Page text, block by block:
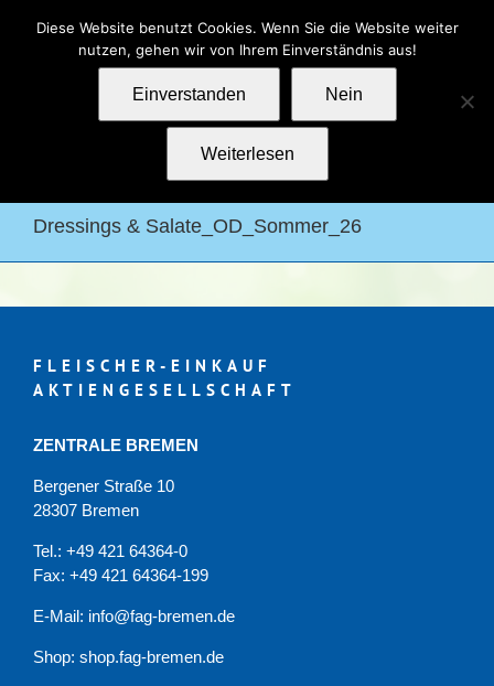
Kontakt Impressum Datenschutz
Dressings & Salate_OD_Sommer_26
FLEISCHER-EINKAUF
AKTIENGESELLSCHAFT
ZENTRALE BREMEN
Bergener Straße 10
28307 Bremen
Tel.: +49 421 64364-0
Fax: +49 421 64364-199
E-Mail: info@fag-bremen.de
Shop: shop.fag-bremen.de
Diese Website benutzt Cookies. Wenn Sie die Website weiter
nutzen, gehen wir von Ihrem Einverständnis aus!
Einverstanden Nein
Weiterlesen